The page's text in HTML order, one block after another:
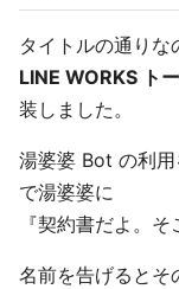
タイトルの通りな
LINE WORKS ト
装しました。
湯婆婆 Bot の利
で湯婆婆に
『契約書だよ。
名前を告げるとそ